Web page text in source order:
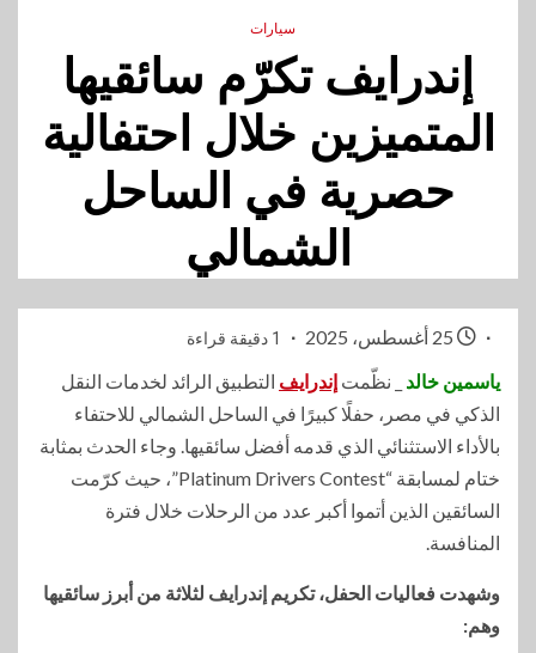
سيارات
إندرايف تكرّم سائقيها
المتميزين خلال احتفالية
حصرية في الساحل
الشمالي
1 دقيقة قراءة
ياسمين خالد _ نظّمت إندرايف التطبيق الرائد لخدمات النقل
الذكي في مصر، حفلًا كبيرًا في الساحل الشمالي للاحتفاء
بالأداء الاستثنائي الذي قدمه أفضل سائقيها. وجاء الحدث بمثابة
ختام لمسابقة “Platinum Drivers Contest”، حيث كرّمت
السائقين الذين أتموا أكبر عدد من الرحلات خلال فترة
المنافسة.
وشهدت فعاليات الحفل، تكريم إندرايف لثلاثة من أبرز سائقيها
وهم: